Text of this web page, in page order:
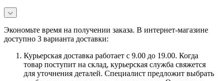
Экономьте время на получении заказа. В интернет-магазине
доступно 3 варианта доставки:
Курьерская доставка работает с 9.00 до 19.00. Когда
товар поступит на склад, курьерская служба свяжется
для уточнения деталей. Специалист предложит выбрать